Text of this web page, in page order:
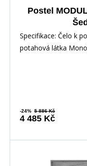
Postel
Specifikace: Čelo k
potahová látka
-24% 5 886 Kč
4 485 Kč